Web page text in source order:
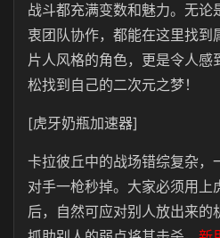
战斗都充满变数和魅力。无论
衷团队协作，都能在这里找到
片人风格的角色，更是令人感
松找到自己的二次元之梦！
[虎牙奶瓶加速器]
卡拉彼丘中的战场错综复杂，
对手一枪秒掉。大家必须用上
后，自然可应对别人放出来的